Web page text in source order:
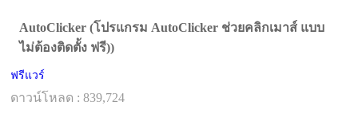
AutoClicker (โปรแกรม AutoClicker ช่วยคลิกเมาส์ แบบ
ไม่ต้องติดตั้ง ฟรี))
ฟรีแวร์
ดาวน์โหลด : 839,724